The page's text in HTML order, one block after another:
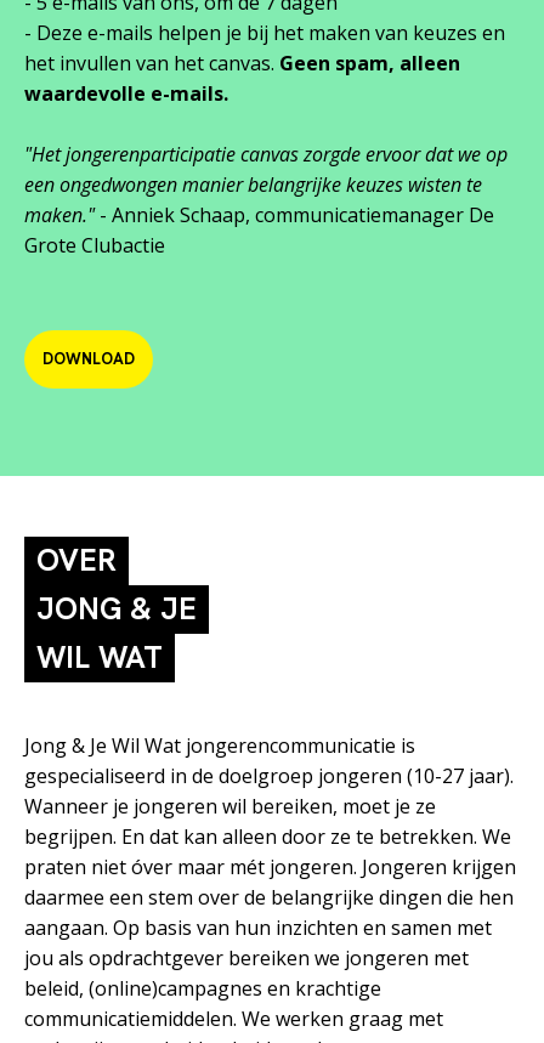
- Deze e-mails helpen je bij het maken van keuzes en
het invullen van het canvas. Geen spam, alleen
waardevolle e-mails.
"Het jongerenparticipatie canvas zorgde ervoor dat we op
een ongedwongen manier belangrijke keuzes wisten te
maken."- Anniek Schaap, communicatiemanager De
Grote Clubactie
DOWNLOAD
OVER
JONG & JE
WIL WAT
Jong & Je Wil Wat jongerencommunicatie is
gespecialiseerd in de doelgroep jongeren (10-27 jaar).
Wanneer je jongeren wil bereiken, moet je ze
begrijpen. En dat kan alleen door ze te betrekken. We
praten niet óver maar mét jongeren. Jongeren krijgen
daarmee een stem over de belangrijke dingen die hen
aangaan. Op basis van hun inzichten en samen met
jou als opdrachtgever bereiken we jongeren met
beleid, (online)campagnes en krachtige
communicatiemiddelen. We werken graag met